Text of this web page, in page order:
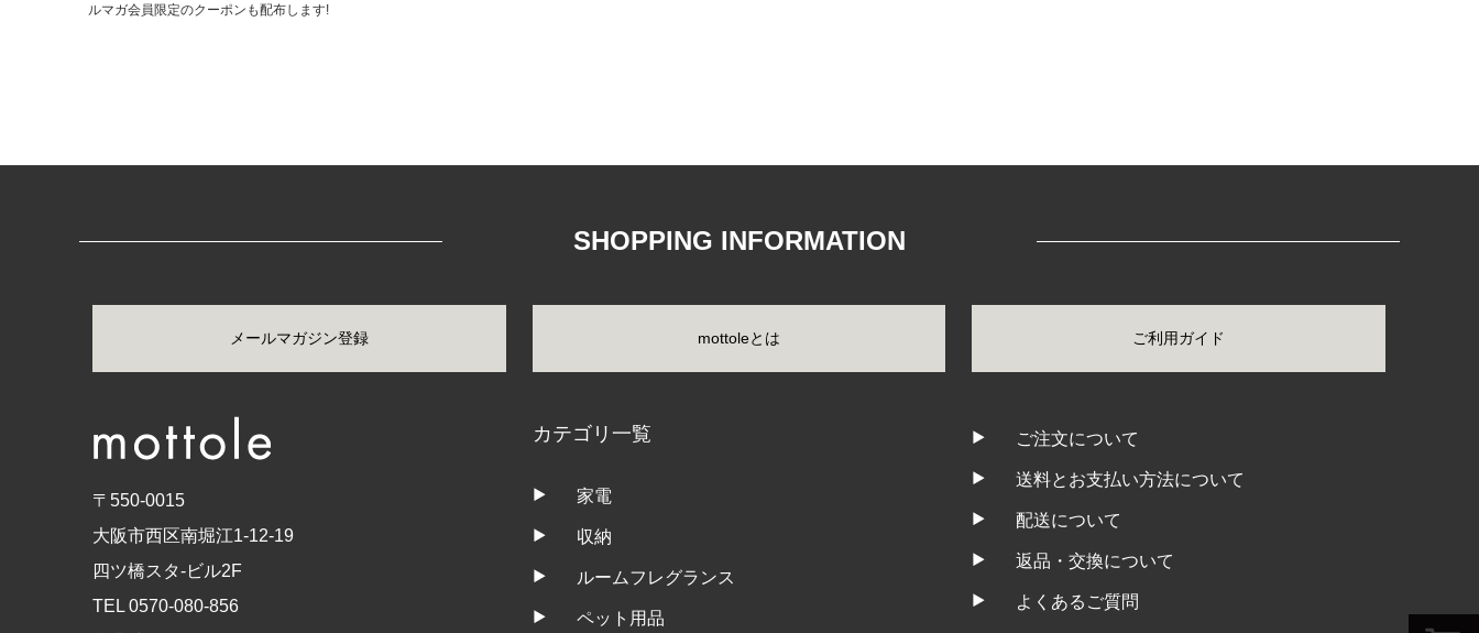
ルマガ会員限定のクーポンも配布します!
SHOPPING INFORMATION
メールマガジン登録 mottoleとは ご利用ガイド
〒550-0015
大阪市西区南堀江1-12-19
四ツ橋スタ-ビル2F
TEL 0570-080-856
カテゴリ一覧
家電
収納
ルームフレグランス
ペット用品
ご注文について
送料とお支払い方法について
配送について
返品・交換について
よくあるご質問